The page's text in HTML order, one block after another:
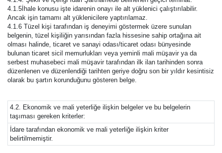
4.1.5İhale konusu işte idarenin onayı ile alt yüklenici çalıştırılabilir.
Ancak işin tamamı alt yüklenicilere yaptırılamaz.
4.1.6 Tüzel kişi tarafından iş deneyimi göstermek üzere sunulan
belgenin, tüzel kişiliğin yarısından fazla hissesine sahip ortağına ait
olması halinde, ticaret ve sanayi odası/ticaret odası bünyesinde
bulunan ticaret sicil memurlukları veya yeminli mali müşavir ya da
serbest muhasebeci mali müşavir tarafından ilk ilan tarihinden sonra
düzenlenen ve düzenlendiği tarihten geriye doğru son bir yıldır kesintisiz
olarak bu şartın korunduğunu gösteren belge.
4.2. Ekonomik ve mali yeterliğe ilişkin belgeler ve bu belgelerin
taşıması gereken kriterler:
İdare tarafından ekonomik ve mali yeterliğe ilişkin kriter
belirtilmemiştir.